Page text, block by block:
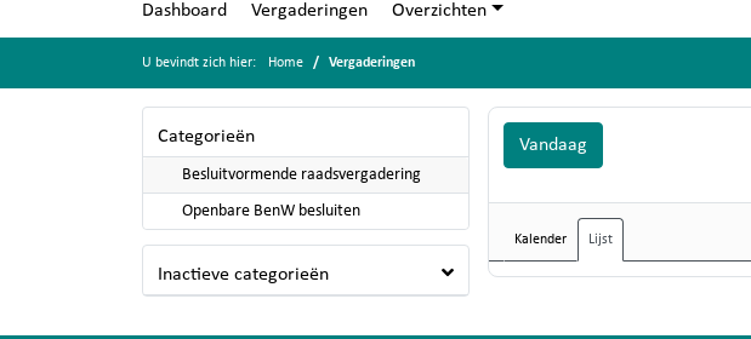
Dashboard Vergaderingen Overzichten
U bevindt zich hier: Home Vergaderingen
Categorieën
Besluitvormende raadsvergadering
Openbare BenW besluiten
Inactieve categorieën
Vandaag
Kalender Lijst